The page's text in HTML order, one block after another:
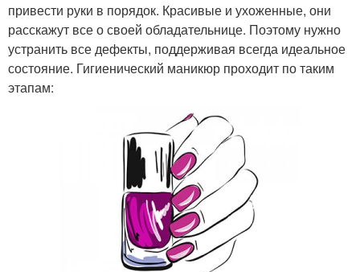
привести руки в порядок. Красивые и ухоженные, они
расскажут все о своей обладательнице. Поэтому нужно
устранить все дефекты, поддерживая всегда идеальное
состояние. Гигиенический маникюр проходит по таким
этапам: